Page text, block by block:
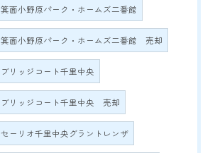
箕面小野原パーク・ホームズ二番館
箕面小野原パーク・ホームズ二番館 売却
ブリッジコート千里中央
ブリッジコート千里中央 売却
セーリオ千里中央グラントレンザ